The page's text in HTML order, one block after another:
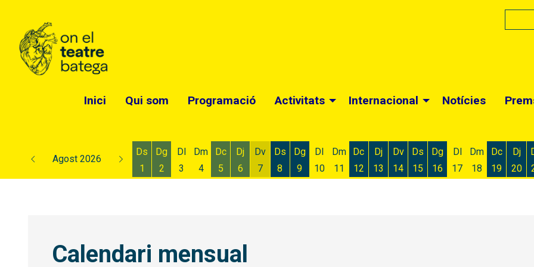
Inici Qui som Programació Activitats Internacional Notícies
Agost 2026
Ds
1
Dg
2
Dl
3
Dm
4
Dc
5
Dj
6
Dv
7
Ds
8
Dg
9
Dl
10
Dm
11
Dc
12
Dj
13
Dv
14
Ds
15
Dg
16
Dl
17
Dm
18
Dc
19
Dj
20
Calendari mensual